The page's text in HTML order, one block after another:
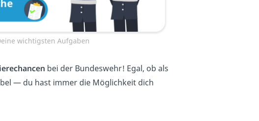
wichtigsten Aufgaben
bei der Bundeswehr! Egal, ob als
— du hast immer die Möglichkeit dich